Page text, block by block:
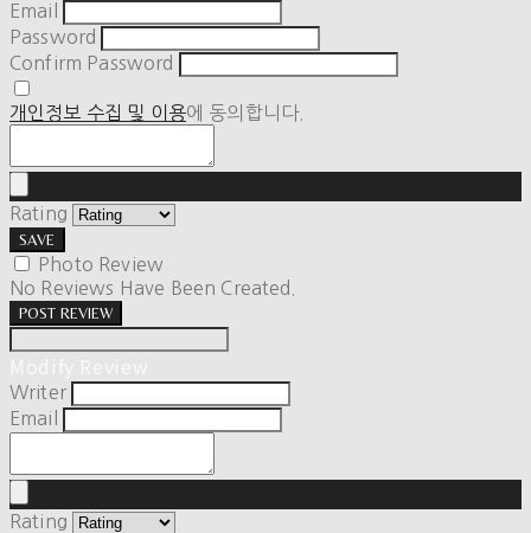
Email
Password
Confirm Password
개인정보 수집 및 이용에 동의합니다.
Rating
SAVE
Photo Review
No Reviews Have Been Created.
POST REVIEW
Writer
Email
Rating